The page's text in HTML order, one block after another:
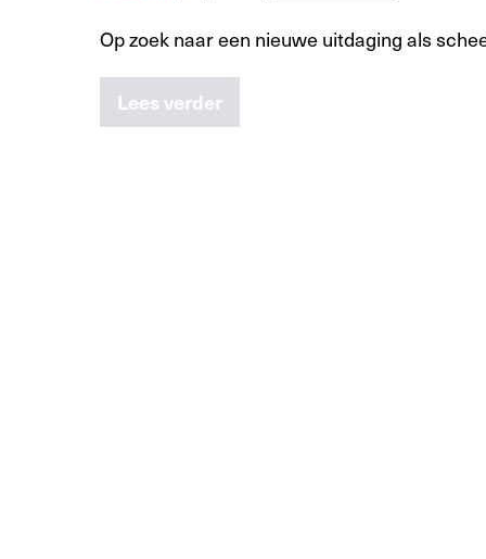
Op zoek naar een nieuwe uitdaging als
Lees verder